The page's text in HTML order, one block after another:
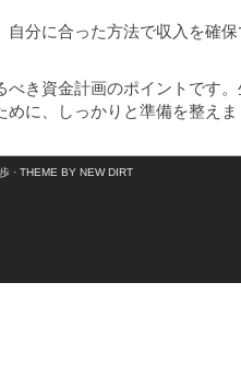
自分に合った方法で収入を確
べき資金計画のポイントです
めに、しっかりと準備を整え
· THEME BY NEW DIRT